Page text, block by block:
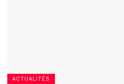
ACTUALITÉS